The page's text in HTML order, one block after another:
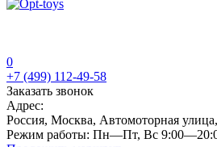
0
+7 (499) 112-49-58
Заказать звонок
Адрес:
Россия, Москва, Автомоторная
Режим работы: Пн—Пт, Вс